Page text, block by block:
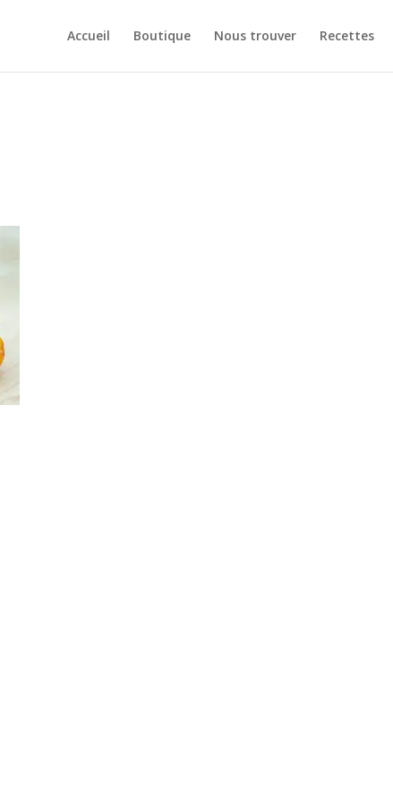
Accueil Boutique Nous trouver Recettes